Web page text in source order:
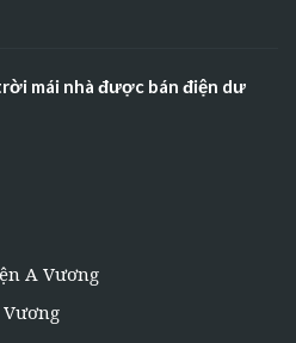
mái nhà được bán điện dư
A Vương